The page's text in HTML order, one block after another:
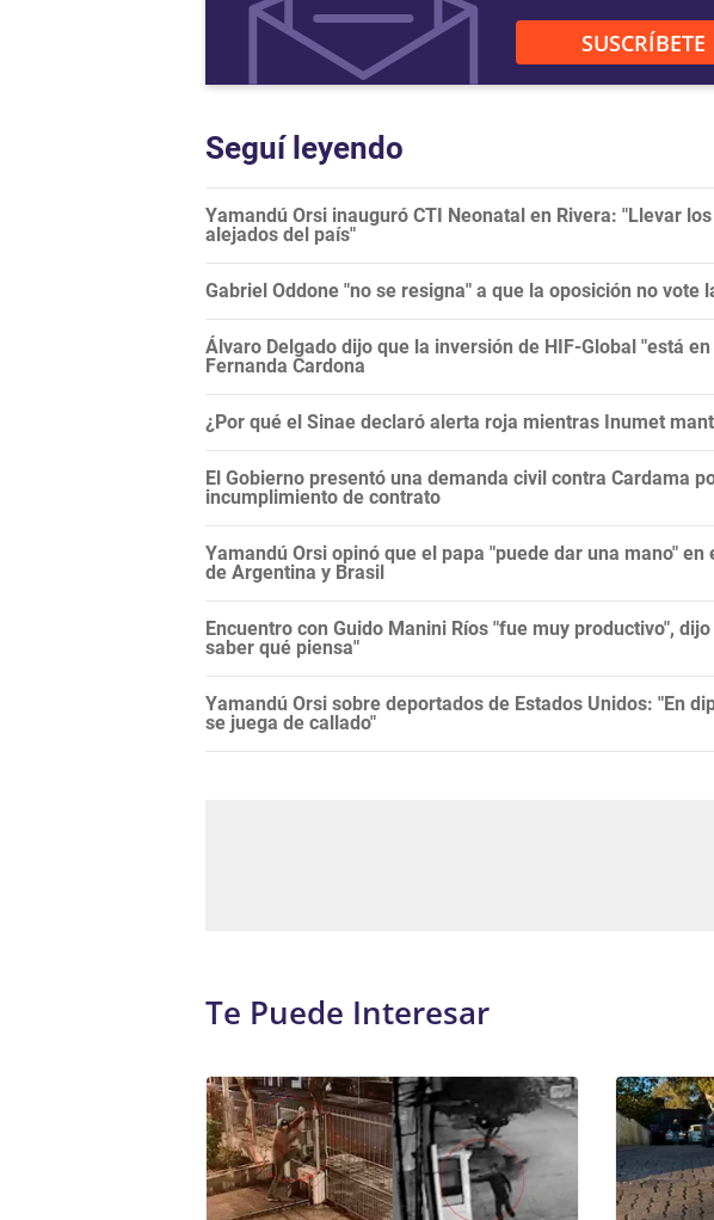
SUSCRÍBETE
Seguí leyendo
Yamandú Orsi inauguró CTI Neonatal en Rivera: "Llevar
alejados del país"
Gabriel Oddone "no se resigna" a que la oposición no vote
Álvaro Delgado dijo que la inversión de HIF-Global "está
Fernanda Cardona
¿Por qué el Sinae declaró alerta roja mientras Inumet
El Gobierno presentó una demanda civil contra Cardama
incumplimiento de contrato
Yamandú Orsi opinó que el papa "puede dar una mano"
de Argentina y Brasil
Encuentro con Guido Manini Ríos "fue muy productivo",
saber qué piensa"
Yamandú Orsi sobre deportados de Estados Unidos: "En
se juega de callado"
Te Puede Interesar